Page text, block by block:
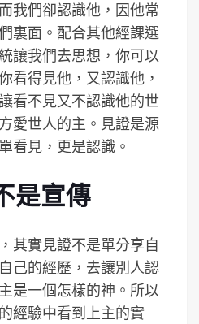
我們卻認識他，因他常
裏面。配合其他經課選
讓我們去思想，你可以
看得見他，又認識他，
看不見又不認識他的世
愛世人的主。見證是源
看見，更是認識。
是宣傳
其實見證不是單分享自
己的經歷，去讓別人認
是一個怎樣的神。所以
經驗中看到上主的實